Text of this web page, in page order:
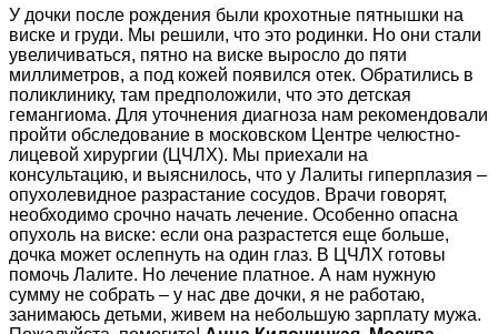
У дочки после рождения были крохотные пятнышки на
виске и груди. Мы решили, что это родинки. Но они стали
увеличиваться, пятно на виске выросло до пяти
миллиметров, а под кожей появился отек. Обратились в
поликлинику, там предположили, что это детская
гемангиома. Для уточнения диагноза нам рекомендовали
пройти обследование в московском Центре челюстно-
лицевой хирургии (ЦЧЛХ). Мы приехали на
консультацию, и выяснилось, что у Лалиты гиперплазия –
опухолевидное разрастание сосудов. Врачи говорят,
необходимо срочно начать лечение. Особенно опасна
опухоль на виске: если она разрастется еще больше,
дочка может ослепнуть на один глаз. В ЦЧЛ Х готовы
помочь Лалите. Но лечение платное. А нам нужную
сумму не собрать – у нас две дочки, я не работаю,
занимаюсь детьми, живем на небольшую зарплату мужа.